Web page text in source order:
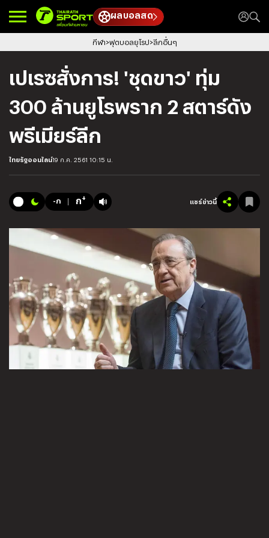
ผลบอลสด
กีฬา ฟุตบอลยุโรป ลีกอื่นๆ
เปเรซสั่งการ! 'ชุดขาว' ทุ่ม
300 ล้านยูโรพราก 2 สตาร์ดัง
พรีเมียร์ลีก
ไทยรัฐออนไลน์19 ก.ค. 2561 10:15 น.
-ก ก+ แชร์ข่าวนี้